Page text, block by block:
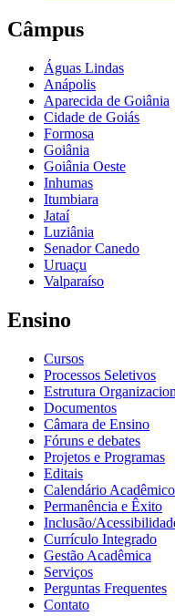
Câmpus
Águas Lindas
Anápolis
Aparecida de Goiânia
Cidade de Goiás
Formosa
Goiânia
Goiânia Oeste
Inhumas
Itumbiara
Jataí
Luziânia
Senador Canedo
Uruaçu
Valparaíso
Ensino
Cursos
Processos Seletivos
Estrutura
Documentos
Câmara de Ensino
Fóruns e debates
Projetos e Programas
Editais
Calendário Acadêmico
Permanência e Êxito
Inclusão/
Currículo Integrado
Gestão Acadêmica
Serviços
Perguntas Frequentes
Contato